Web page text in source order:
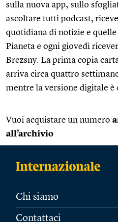
sulla nuova app, sullo
ascoltare tutti podcast,
quotidiana di notizie e
Pianeta e ogni giovedì
Brezsny. La prima copia
arriva circa quattro
mentre la versione digitale
Vuoi acquistare un numero
all’archivio
Chi siamo
Contattaci